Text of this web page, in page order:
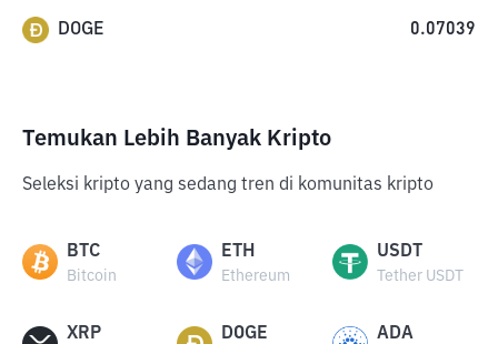
DOGE 0.07039
Temukan Lebih Banyak Kripto
Seleksi kripto yang sedang tren di komunitas kripto
BTC
Bitcoin
ETH
Ethereum
USDT
Tether USDT
XRP DOGE ADA